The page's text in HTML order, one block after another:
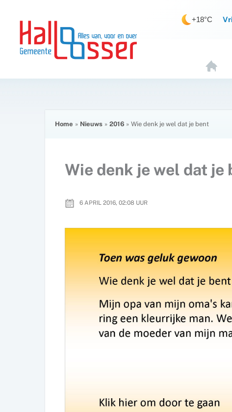
inhoud
inhoud
+18°C
O
M
Home Nieuws 2016 Wie denk je wel dat je bent
Wie denk je wel dat je
6 APRIL 2016, 02:08 UUR